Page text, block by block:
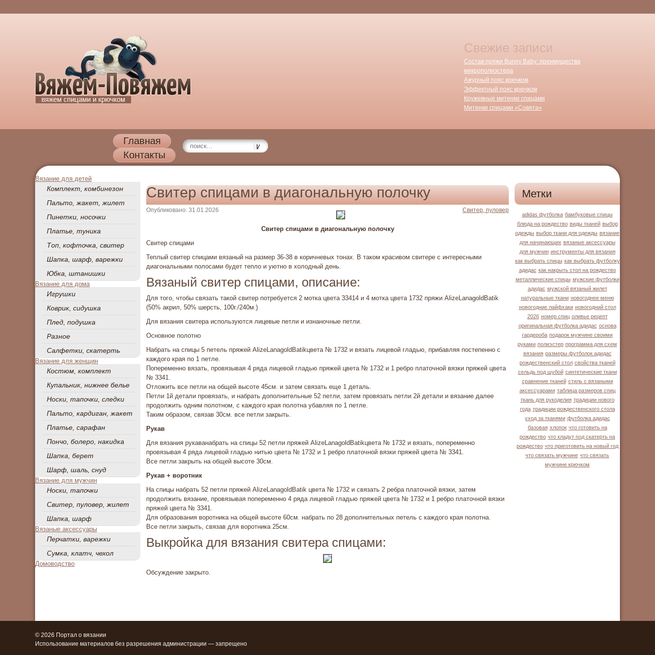
Свежие записи
Состав пряжи Bunny Baby: преимущества
микрополиэстера
Ажурный пояс крючком
Эффектный пояс крючком
Кружевные митенки спицами
Митенки спицами «Совята»
Главная
Контакты
Вязание для детей
Комплект, комбинезон
Пальто, жакет, жилет
Пинетки, носочки
Платье, туника
Топ, кофточка, свитер
Шапка, шарф, варежки
Юбка, штанишки
Вязание для дома
Игрушки
Коврик, сидушка
Плед, подушка
Разное
Салфетки, скатерть
Вязание для женщин
Костюм, комплект
Купальник, нижнее белье
Носки, тапочки, следки
Пальто, кардиган, жакет
Платье, сарафан
Пончо, болеро, накидка
Шапка, берет
Шарф, шаль, снуд
Вязание для мужчин
Носки, тапочки
Свитер, пуловер, жилет
Шапка, шарф
Вязаные аксессуары
Перчатки, варежки
Сумка, клатч, чехол
Домоводство
Свитер спицами в диагональную полочку
Опубликовано: 31.01.2026 Свитер, пуловер
Свитер спицами в диагональную полочку
Свитер спицами
Теплый свитер спицами вязаный на размер 36-38 в коричневых тонах. В таком красивом свитере с интересными
диагональными полосами будет тепло и уютно в холодный день.
Вязаный свитер спицами, описание:
Для того, чтобы связать такой свитер потребуется 2 мотка цвета 33414 и 4 мотка цвета 1732 пряжи AlizeLanagoldBatik
(50% акрил, 50% шерсть, 100г./240м.)
Для вязания свитера используются лицевые петли и изнаночные петли.
Основное полотно
Набрать на спицы 5 петель пряжей AlizeLanagoldBatikцвета № 1732 и вязать лицевой гладью, прибавляя постепенно с
каждого края по 1 петле.
Попеременно вязать, провязывая 4 ряда лицевой гладью пряжей цвета № 1732 и 1 ребро платочной вязки пряжей цвета
№ 3341.
Отложить все петли на общей высоте 45см. и затем связать еще 1 деталь.
Петли 1й детали провязать, и набрать дополнительные 52 петли, затем провязать петли 2й детали и вязание далее
продолжить одним полотном, с каждого края полотна убавляя по 1 петле.
Таким образом, связав 30см. все петли закрыть.
Рукав
Для вязания рукаванабрать на спицы 52 петли пряжей AlizeLanagoldBatikцвета № 1732 и вязать, попеременно
провязывая 4 ряда лицевой гладью нитью цвета № 1732 и 1 ребро платочной вязки пряжей цвета № 3341.
Все петли закрыть на общей высоте 30см.
Рукав + воротник
На спицы набрать 52 петли пряжей AlizeLanagoldBatik цвета № 1732 и связать 2 ребра платочной вязки, затем
продолжить вязание, провязывая попеременно 4 ряда лицевой гладью пряжей цвета № 1732 и 1 ребро платочной вязки
пряжей цвета № 3341.
Для образования воротника на общей высоте 60см. набрать по 28 дополнительных петель с каждого края полотна.
Все петли закрыть, связав для воротника 25см.
Выкройка для вязания свитера спицами:
Обсуждение закрыто.
Метки
adidas футболка бамбуковые спицы
блюда на рождество виды тканей выбор
одежды выбор ткани для одежды вязание
для начинающих вязаные аксессуары
для мужчин инструменты для вязания
как выбрать спицы как выбрать футболку
адидас как накрыть стол на рождество
металлические спицы мужские футболки
адидас мужской вязаный жилет
натуральные ткани новогоднее меню
новогодние лайфхаки новогодний стол
2026 номер спиц оливье рецепт
оригинальная футболка адидас основа
гардероба подарок мужчине своими
руками полиэстер программа для схем
вязания размеры футболок адидас
рождественский стол свойства тканей
сельдь под шубой синтетические ткани
сравнение тканей стиль с вязаными
аксессуарами таблица размеров спиц
ткань для рукоделия традиции нового
года традиции рождественского стола
уход за тканями футболка адидас
базовая хлопок что готовить на
рождество что кладут под скатерть на
рождество что приготовить на новый год
что связать мужчине что связать
мужчине крючком
© 2026 Портал о вязании
Использование материалов без разрешения администрации — запрещено